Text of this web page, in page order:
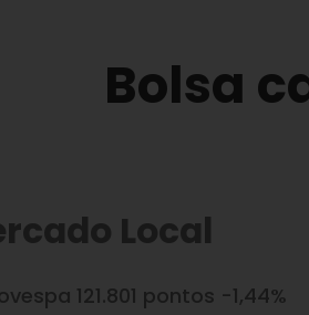
Bolsa
Local
121.801 pontos -1,44%